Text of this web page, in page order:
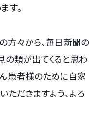
す。
方々から、毎日新聞の
の類が出てくると思わ
ん患者様のために自家
ただきますよう、よろ